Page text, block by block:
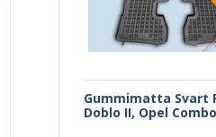
Gummimatta Svart
Doblo II, Opel